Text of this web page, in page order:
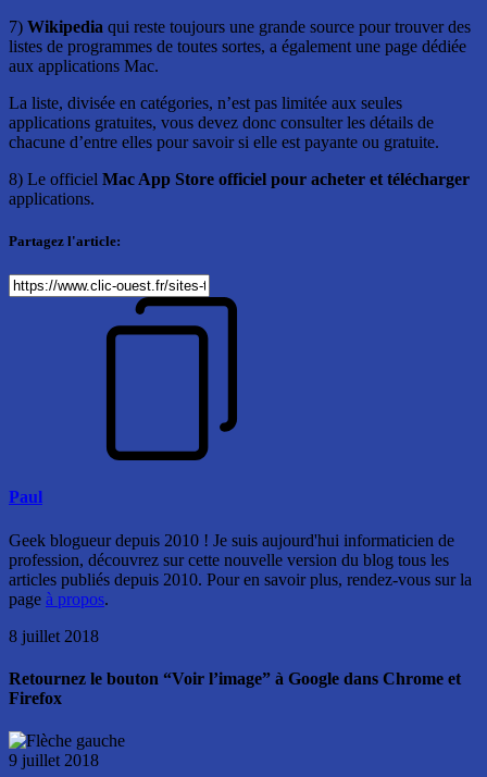
7) Wikipedia qui reste toujours une grande source pour trouver des
listes de programmes de toutes sortes, a également une page dédiée
aux applications Mac.
La liste, divisée en catégories, n’est pas limitée aux seules
applications gratuites, vous devez donc consulter les détails de
chacune d’entre elles pour savoir si elle est payante ou gratuite.
8) Le officiel Mac App Store officiel pour acheter et télécharger
applications.
Partagez l'article:
Paul
Geek blogueur depuis 2010 ! Je suis aujourd'hui informaticien de
profession, découvrez sur cette nouvelle version du blog tous les
articles publiés depuis 2010. Pour en savoir plus, rendez-vous sur la
page à propos.
8 juillet 2018
Retournez le bouton “Voir l’image” à Google dans Chrome et
Firefox
9 juillet 2018